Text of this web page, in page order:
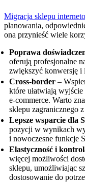
Migracja sklepu
planowania,
ona przynieść wiele
Poprawa
oferują profesjonalne
zwiększyć konwersję i
Cross-border –
które ułatwiają
e-commerce. Warto
sklepu zagranicznego
Lepsze wsparcie dla
pozycji w wynikach
i nowoczesne funkcje
Elastyczność i
więcej możliwości
sklepu, umożliwiając
dostosowanie do